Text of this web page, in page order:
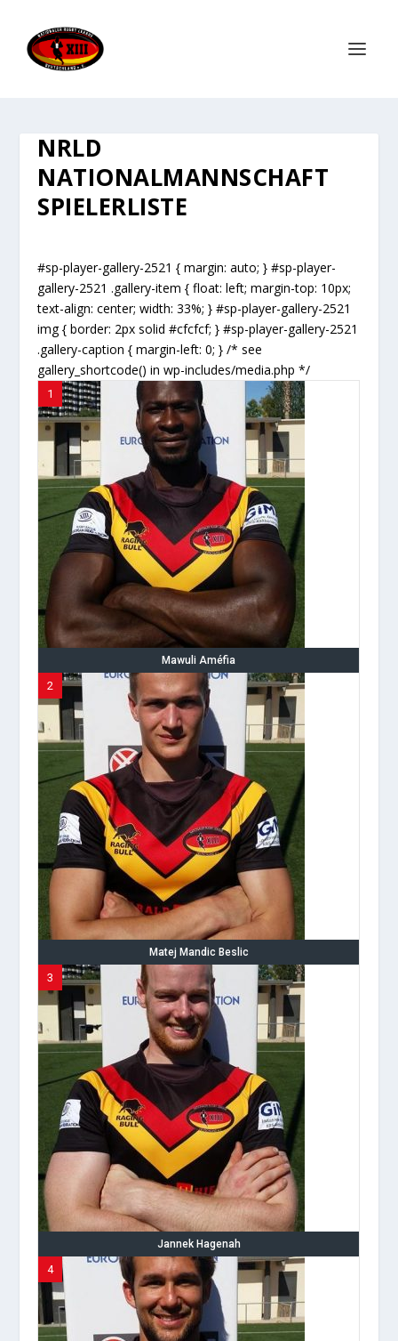
NRLD
NATIONALMANNSCHAFT
SPIELERLISTE
#sp-player-gallery-2521 { margin: auto; } #sp-player-
gallery-2521 .gallery-item { float: left; margin-top: 10px;
text-align: center; width: 33%; } #sp-player-gallery-2521
img { border: 2px solid #cfcfcf; } #sp-player-gallery-2521
.gallery-caption { margin-left: 0; } /* see
gallery_shortcode() in wp-includes/media.php */
1
Mawuli Améfia
2
Matej Mandic Beslic
3
Jannek Hagenah
4